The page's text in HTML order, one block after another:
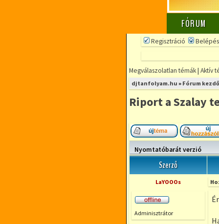
FÓRUM
Regisztráció Belépés
Megválaszolatlan témák| Aktív
djtanfolyam.hu » Fórum
Riport a Szalay
Új téma nyitása
Nyomtatóbarát verzió
Szerző
LaYOOOs
Adminisztrátor